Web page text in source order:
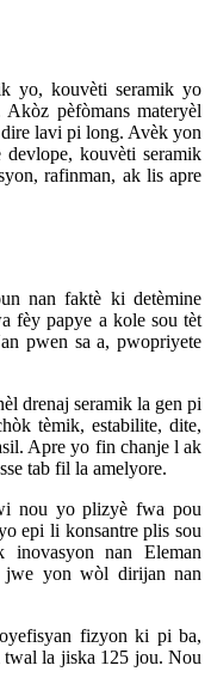
yo, kouvèti seramik yo
pèfòmans materyèl
lavi pi long. Avèk yon
kouvèti seramik
rafinman, ak lis apre
nan faktè ki detèmine
fèy papye a kole sou tèt
pwen sa a, pwopriyete
drenaj seramik la gen pi
tèmik, estabilite, dite,
Apre yo fin chanje l ak
tab fil la amelyore.
nou yo plizyè fwa pou
epi li konsantre plis sou
inovasyon nan Eleman
jwe yon wòl dirijan nan
fizyon ki pi ba,
la jiska 125 jou. Nou